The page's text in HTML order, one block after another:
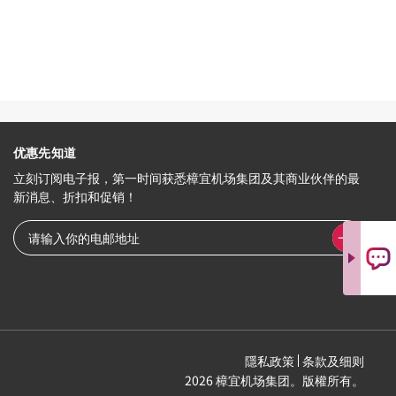
优惠先知道
立刻订阅电子报，第一时间获悉樟宜机场集团及其商业伙伴的最
新消息、折扣和促销！
隱私政策 条款及细则
2026 樟宜机场集团。版權所有。